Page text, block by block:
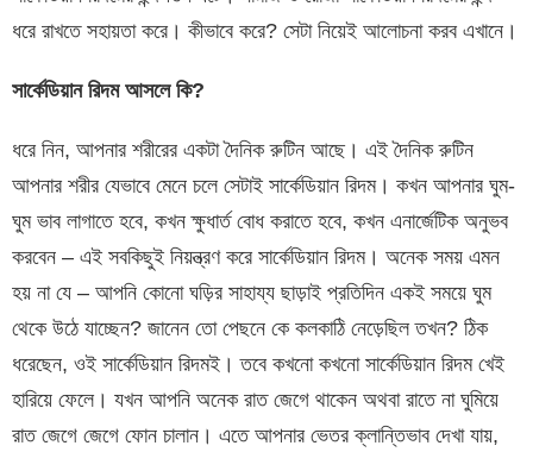
ধরে রাখতে সহায়তা করে। কীভাবে করে? সেটা নিয়েই আলোচনা করব এখানে।
সার্কেডিয়ান রিদম আসলে কি?
ধরে নিন, আপনার শরীরের একটা দৈনিক রুটিন আছে। এই দৈনিক রুটিন
আপনার শরীর যেভাবে মেনে চলে সেটাই সার্কেডিয়ান রিদম। কখন আপনার ঘুম-
ঘুম ভাব লাগাতে হবে, কখন ক্ষুধার্ত বোধ করাতে হবে, কখন এনার্জেটিক অনুভব
করবেন – এই সবকিছুই নিয়ন্ত্রণ করে সার্কেডিয়ান রিদম। অনেক সময় এমন
হয় না যে – আপনি কোনো ঘড়ির সাহায্য ছাড়াই প্রতিদিন একই সময়ে ঘুম
থেকে উঠে যাচ্ছেন? জানেন তো পেছনে কে কলকাঠি নেড়েছিল তখন? ঠিক
ধরেছেন, ওই সার্কেডিয়ান রিদমই। তবে কখনো কখনো সার্কেডিয়ান রিদম খেই
হারিয়ে ফেলে। যখন আপনি অনেক রাত জেগে থাকেন অথবা রাতে না ঘুমিয়ে
রাত জেগে জেগে ফোন চালান। এতে আপনার ভেতর ক্লান্তিভাব দেখা যায়,